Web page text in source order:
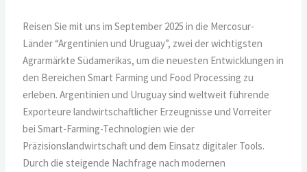
Reisen Sie mit uns im September 2025 in die Mercosur-
Länder “Argentinien und Uruguay”, zwei der wichtigsten
Agrarmärkte Südamerikas, um die neuesten Entwicklungen in
den Bereichen Smart Farming und Food Processing zu
erleben. Argentinien und Uruguay sind weltweit führende
Exporteure landwirtschaftlicher Erzeugnisse und Vorreiter
bei Smart-Farming-Technologien wie der
Präzisionslandwirtschaft und dem Einsatz digitaler Tools.
Durch die steigende Nachfrage nach modernen